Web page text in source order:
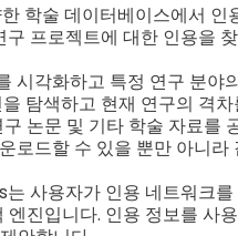
학술 데이터베이스에서
프로젝트에 대한 인용을
시각화하고 특정 연구 분야
탐색하고 현재 연구의 격
논문 및 기타 학술 자료를
로드할 수 있을 뿐만 아니
사용자가 인용 네트워크를
진입니다. 인용 정보를 사